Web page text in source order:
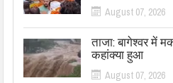
August 07, 2026
ताजा: बागेश्वर में
कहांक्या हुआ
August 07, 2026